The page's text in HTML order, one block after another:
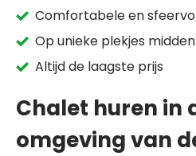
Comfortabele en
Op unieke plekjes
Altijd de laagste prijs
Chalet huren in
omgeving van